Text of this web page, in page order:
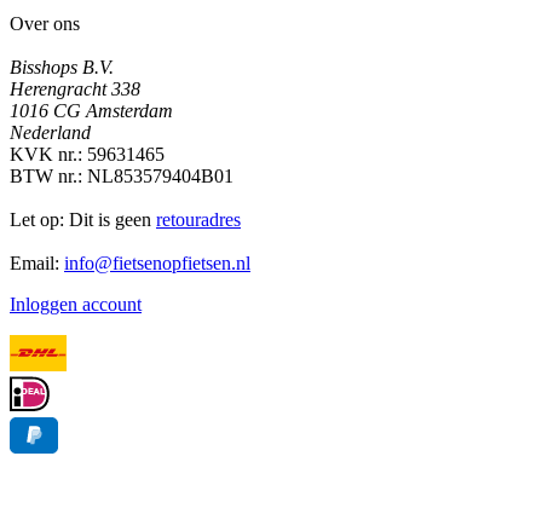
Over ons
Bisshops B.V.
Herengracht 338
1016 CG Amsterdam
Nederland
KVK nr.: 59631465
BTW nr.: NL853579404B01
Let op: Dit is geen retouradres
Email: info@fietsenopfietsen.nl
Inloggen account